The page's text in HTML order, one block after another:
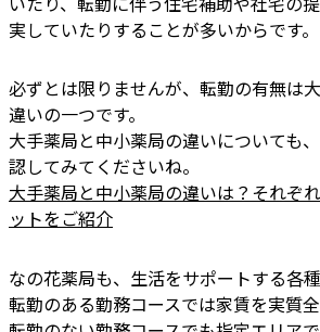
実していたりすることが多いからです。
必ずとは限りませんが、転勤の有無は
違いの一つです。
大手薬局と中小薬局の違いについても
認してみてくださいね。
大手薬局と中小薬局の違いは？それぞ
ットをご紹介
なの花薬局も、生活をサポートする各
転勤のある勤務コースでは家賃を実質全